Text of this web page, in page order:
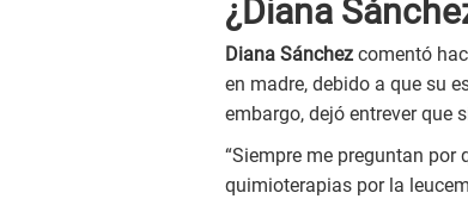
¿Diana
Diana Sánchez comentó
en madre, debido a que su
embargo, dejó entrever que
“Siempre me preguntan por
quimioterapias por la